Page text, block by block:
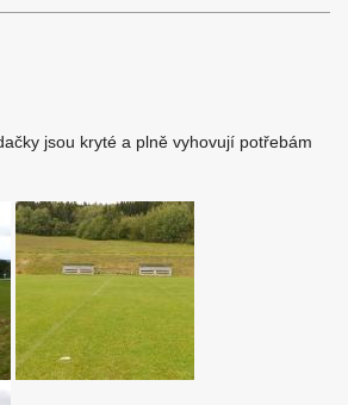
jsou kryté a plně vyhovují potřebám